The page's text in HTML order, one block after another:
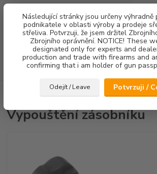
Následující stránky jsou určeny výhradně
podnikatele v oblasti výroby a prodeje
střeliva. Potvrzuji, že jsem držitel
Zbrojního oprávnění. NOTICE! These
designated only for experts and
production and trade with firearms and
confirming that i am holder of gun
Odejít / Leave Potvrzuji /
Ostatní doplňky Vypouštění zásobníku
Vypouštění zásobníku